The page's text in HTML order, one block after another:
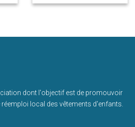
dont l'objectif est de promouvoir
local des vêtements d'enfants.